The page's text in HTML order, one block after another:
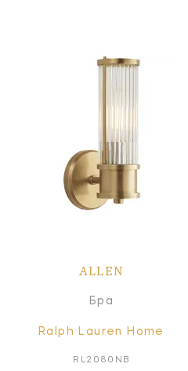
ALLEN
Бра
Ralph Lauren Home
RL2080NB